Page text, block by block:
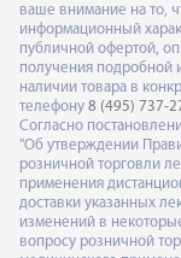
ваше внимание на то,
информационный
публичной офертой,
получения подробной
наличии товара в
телефону 8 (495) 737-
Согласно
"Об утверждении
розничной торговли
применения
доставки указанных
изменений в
вопросу розничной